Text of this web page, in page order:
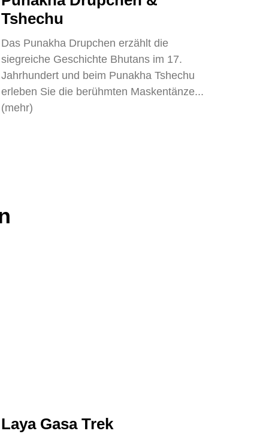
Tshechu
Das Punakha Drupchen erzählt die
siegreiche Geschichte Bhutans im 17.
Jahrhundert und beim Punakha Tshechu
erleben Sie die berühmten Maskentänze...
(mehr)
Laya Gasa Trek